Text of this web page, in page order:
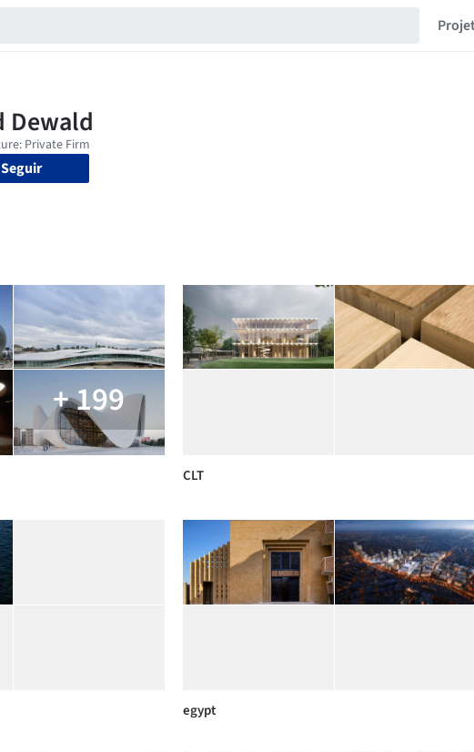
Seguir
+ 199
CLT
egypt